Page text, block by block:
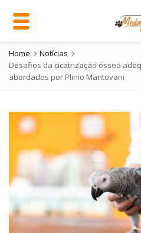
Home
Notícias
Desafios da cicatrização óssea
abordados por Plinio Mantovani